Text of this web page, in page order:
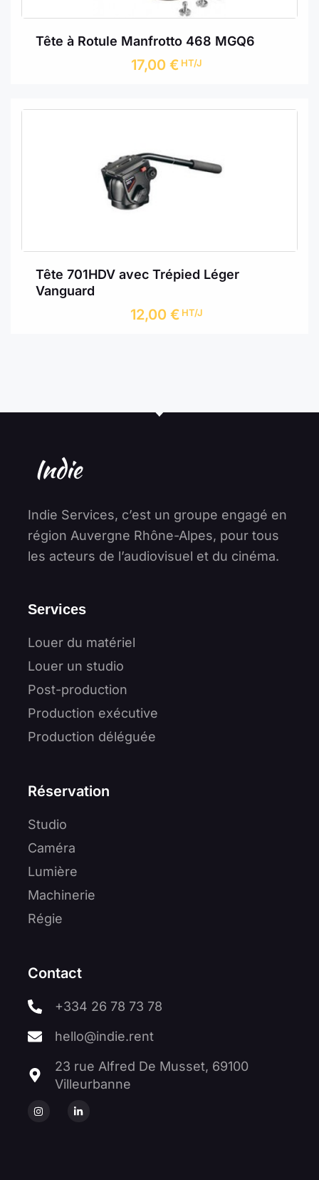
Tête à Rotule Manfrotto 468 MGQ6
17,00 € HT/J
Tête 701HDV avec Trépied Léger
Vanguard
12,00 € HT/J
Indie Services, c’est un groupe engagé en
région Auvergne Rhône-Alpes, pour tous
les acteurs de l’audiovisuel et du cinéma.
Services
Louer du matériel
Louer un studio
Post-production
Production exécutive
Production déléguée
Réservation
Studio
Caméra
Lumière
Machinerie
Régie
Contact
+334 26 78 73 78
hello@indie.rent
23 rue Alfred De Musset, 69100
Villeurbanne